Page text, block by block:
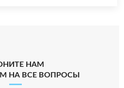
НАМ
НА ВСЕ ВОПРОСЫ